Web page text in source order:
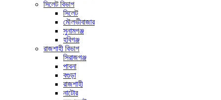
সিলেট বিভাগ
সিলেট
মৌলভীবাজার
সুনামগঞ্জ
হবিগঞ্জ
রাজশাহী বিভাগ
সিরাজগঞ্জ
পাবনা
বগুড়া
রাজশাহী
নাটোর